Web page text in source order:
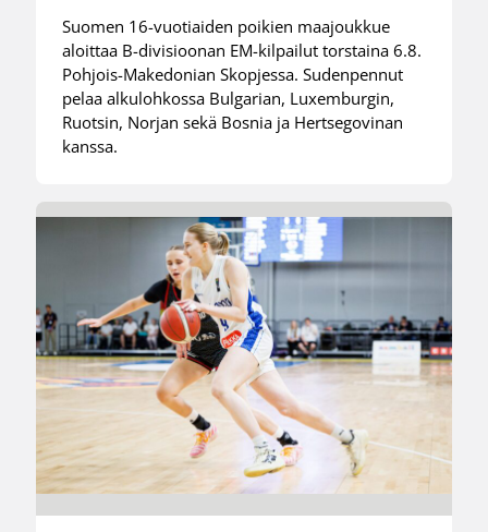
Suomen 16-vuotiaiden poikien maajoukkue
aloittaa B-divisioonan EM-kilpailut torstaina 6.8.
Pohjois-Makedonian Skopjessa. Sudenpennut
pelaa alkulohkossa Bulgarian, Luxemburgin,
Ruotsin, Norjan sekä Bosnia ja Hertsegovinan
kanssa.